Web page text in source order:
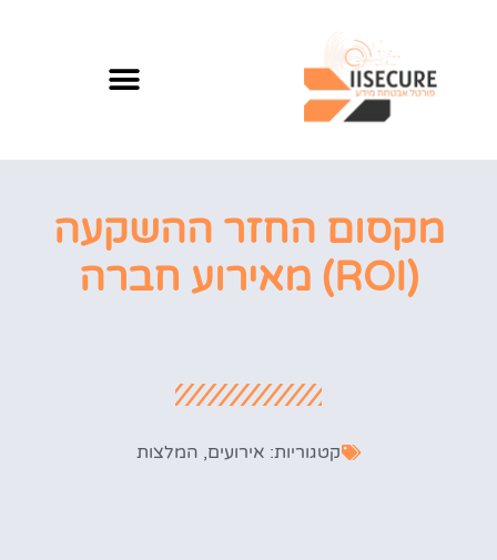
מקסום החזר ההשקעה
(ROI) מאירוע חברה
קטגוריות: אירועים, המלצות